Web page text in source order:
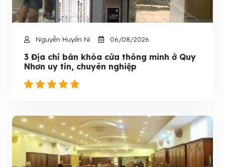
Nguyễn Huyền Ni 06/08/2026
3 Địa chỉ bán khóa cửa thông minh ở Quy
Nhơn uy tín, chuyên nghiệp